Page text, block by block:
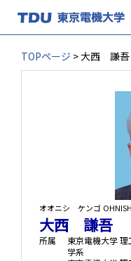
TOPページ > 大西 謙吾
オオニシ ケンゴ
大西 謙吾
所属
東京電機大学
学系